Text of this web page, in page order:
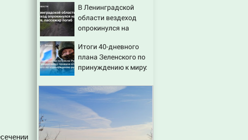
об ударах России 9
августа 2026 года
В Ленинградской
области вездеход
опрокинулся на
погиб
Итоги 40-дневного
плана Зеленского по
принуждению к миру:
полный разбор
провала операции
Украины от военкора
Коца